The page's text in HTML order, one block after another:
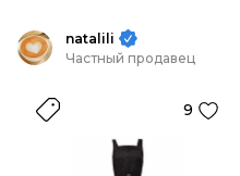
natalili
Частный продавец
9